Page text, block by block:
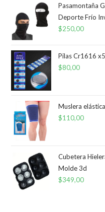
Pasamontaña
Deporte Frío
$250,00
Pilas Cr1616
$80,00
Muslera
$110,00
Cubetera
Molde 3d
$349,00